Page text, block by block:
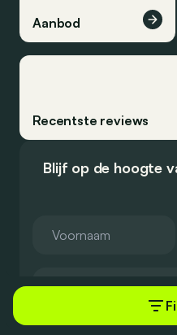
Aanbod
Recentste reviews
Blijf op de hoogte